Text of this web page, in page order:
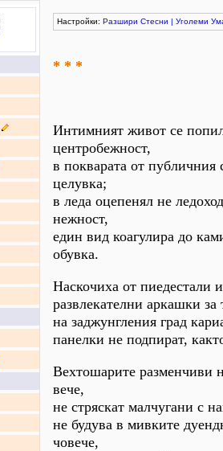
Настройки: Разшири Стесни | Уголеми
* * *
Интимният живот се
центробежност,
в покварата от публичния
целувка;
в леда оцепенял не
нежност,
един вид коагулира до
обувка.
Наскочиха от пиедестали
развлекателни аркашки
на заджунгления град
панелки не подпират,
Вехтошарите разменчиви
вече,
не стряскат малчугани с
не будува в мивките
човече,